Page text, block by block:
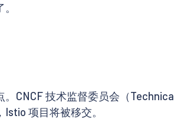
CNCF 技术监督委员会（
项目将被移交。